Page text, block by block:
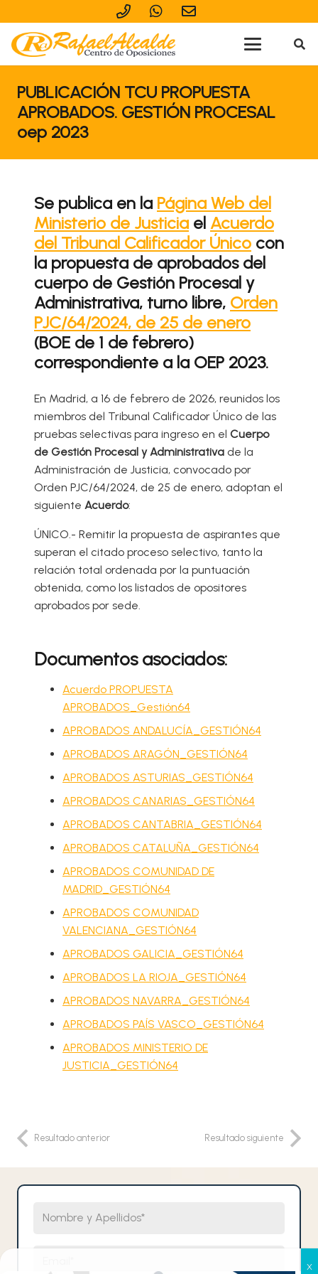
PUBLICACIÓN TCU PROPUESTA
APROBADOS. GESTIÓN PROCESAL
oep 2023
Se publica en la Página Web del
Ministerio de Justicia el Acuerdo
del Tribunal Calificador Único con
la propuesta de aprobados del
cuerpo de Gestión Procesal y
Administrativa, turno libre, Orden
PJC/64/2024, de 25 de enero
(BOE de 1 de febrero)
correspondiente a la OEP 2023.
En Madrid, a 16 de febrero de 2026, reunidos los
miembros del Tribunal Calificador Único de las
pruebas selectivas para ingreso en el Cuerpo
de Gestión Procesal y Administrativa de la
Administración de Justicia, convocado por
Orden PJC/64/2024, de 25 de enero, adoptan el
siguiente Acuerdo:
ÚNICO.- Remitir la propuesta de aspirantes que
superan el citado proceso selectivo, tanto la
relación total ordenada por la puntuación
obtenida, como los listados de opositores
aprobados por sede.
Documentos asociados:
Acuerdo PROPUESTA
APROBADOS_Gestión64
APROBADOS ANDALUCÍA_GESTIÓN64
APROBADOS ARAGÓN_GESTIÓN64
APROBADOS ASTURIAS_GESTIÓN64
APROBADOS CANARIAS_GESTIÓN64
APROBADOS CANTABRIA_GESTIÓN64
APROBADOS CATALUÑA_GESTIÓN64
APROBADOS COMUNIDAD DE
MADRID_GESTIÓN64
APROBADOS COMUNIDAD
VALENCIANA_GESTIÓN64
APROBADOS GALICIA_GESTIÓN64
APROBADOS LA RIOJA_GESTIÓN64
APROBADOS NAVARRA_GESTIÓN64
APROBADOS PAÍS VASCO_GESTIÓN64
APROBADOS MINISTERIO DE
JUSTICIA_GESTIÓN64
Resultado anterior Resultado siguiente
Email